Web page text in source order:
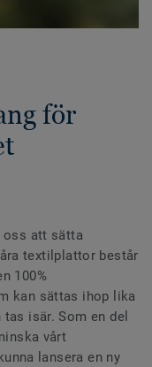
för
oss att sätta
textilplattor består
100%
kan sättas ihop lika
isär. Som en del
vårt
lansera en ny